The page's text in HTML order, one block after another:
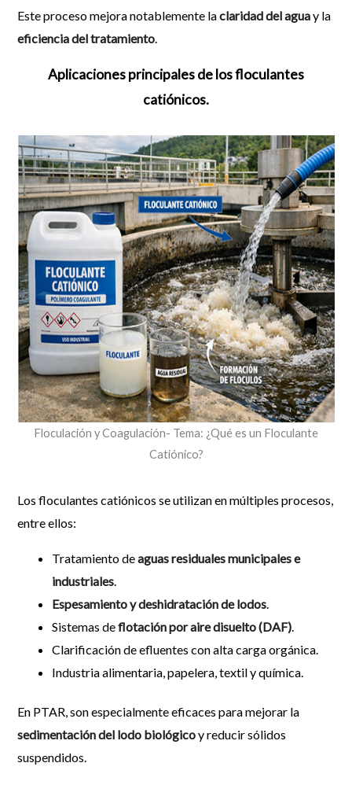
Este proceso mejora notablemente laclaridad del aguay la
eficiencia del tratamiento.
Aplicaciones principales de los floculantes
catiónicos.
Floculación y Coagulación- Tema: ¿Qué es un Floculante
Catiónico?
Los floculantes catiónicos se utilizan en múltiples procesos,
entre ellos:
Tratamiento deaguas residuales municipales e
industriales
Espesamiento y deshidratación de lodos
Sistemas deflotación por aire disuelto (DAF)
Clarificación de efluentes con alta carga orgánica.
Industria alimentaria, papelera, textil y química.
En PTAR, son especialmente eficaces para mejorar la
sedimentación del lodo biológicoy reducir sólidos
suspendidos.